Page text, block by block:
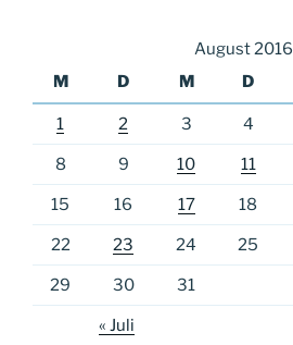
August 2016
M
D M D
1 2 3 4
8 9 10 11
15 16 17 18
22 23 24 25
29 30 31
« Juli